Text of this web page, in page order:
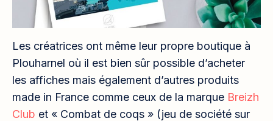
Les créatrices ont même leur propre boutique à
Plouharnel où il est bien sûr possible d’acheter
les affiches mais également d’autres produits
made in France comme ceux de la marque Breizh
Club et « Combat de coqs » (jeu de société sur